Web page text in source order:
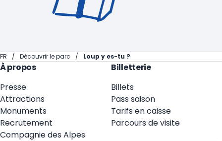
FR Découvrir le parc Loup y es-tu ?
À propos
Presse
Attractions
Monuments
Recrutement
Compagnie des Alpes
Billetterie
Billets
Pass saison
Tarifs en caisse
Parcours de visite